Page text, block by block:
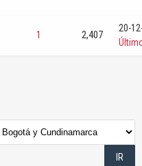
1 2,407
20-